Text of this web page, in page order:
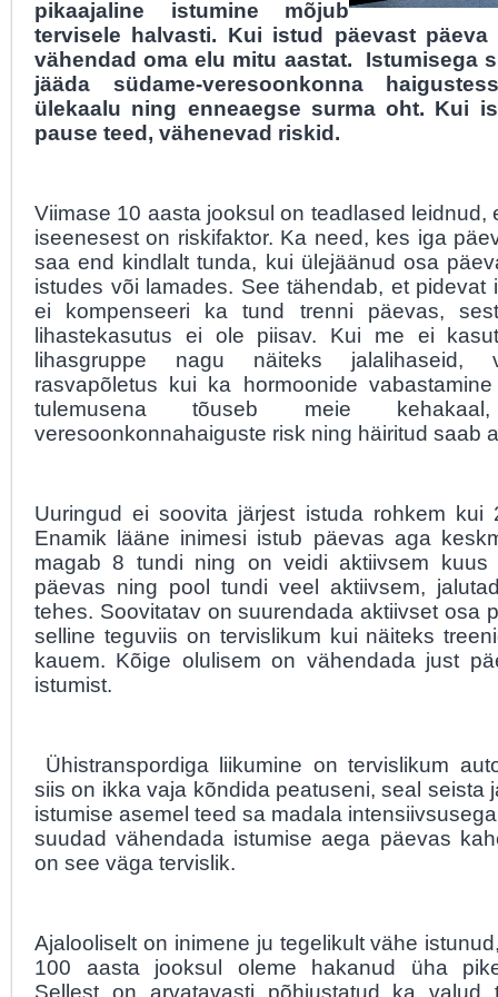
pikaajaline istumine mõjub
tervisele halvasti. Kui istud päevast päeva
vähendad oma elu mitu aastat. Istumisega
jääda südame-veresoonkonna
ülekaalu ning enneaegse surma oht. Kui
pause teed, vähenevad riskid.
Viimase 10 aasta jooksul on teadlased leidnud,
iseenesest on riskifaktor. Ka need, kes iga
saa end kindlalt tunda, kui ülejäänud osa
istudes või lamades. See tähendab, et pidevat
ei kompenseeri ka tund trenni päevas,
lihastekasutus ei ole piisav. Kui me ei
lihasgruppe nagu näiteks jalalihaseid,
rasvapõletus kui ka hormoonide
tulemusena tõuseb meie
veresoonkonnahaiguste risk ning häiritud saab
Uuringud ei soovita järjest istuda rohkem kui
Enamik lääne inimesi istub päevas aga
magab 8 tundi ning on veidi aktiivsem
päevas ning pool tundi veel aktiivsem,
tehes. Soovitatav on suurendada aktiivset osa
selline teguviis on tervislikum kui näiteks
kauem. Kõige olulisem on vähendada just
istumist.
Ühistranspordiga liikumine on tervislikum
siis on ikka vaja kõndida peatuseni, seal seista
istumise asemel teed sa madala
suudad vähendada istumise aega päevas
on see väga tervislik.
Ajalooliselt on inimene ju tegelikult vähe
100 aasta jooksul oleme hakanud üha
Sellest on arvatavasti põhjustatud ka valud